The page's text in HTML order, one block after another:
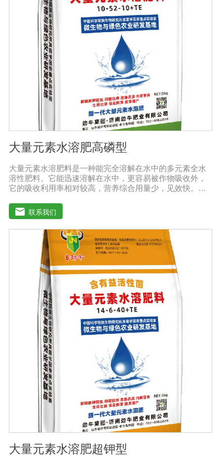
用。4、增强作物的抗逆性能、提高产量分泌赤霉素、细胞
分裂素、生长素等活性物质, 刺激、调节、促进作物的生长
发育, 增强农作物的抗逆性能, 有利于农作物的增产5、预
防、抑制细菌、真菌性病害如:小麦根腐病、镰刀菌、姜腐
病、黄萎病、灰葡萄孢、香蕉与棉花等枯萎病。
大量元素水溶肥高磷型
大量元素水溶肥料是一种能完全溶解在水中的多元素全水
溶性肥料。它能迅速溶解在水中，更容易被作物吸收外，
它的吸收利用率相对较高，营养综合用量少，见效快。用
体肥料。使用方法：灌溉施肥，灌溉包括灌溉、滴灌等灌
溉方式，不仅节约用水，而且节约施肥，而且植物吸收
快。叶面施肥，将肥料稀释溶解在水中喷洒叶面，或溶解
在水中，均匀喷洒叶面，通过叶面孔进入植物，植物可以
通过叶片营养吸收，大大提高了肥料的吸收利用效率。利
用大量元素水溶性肥料收获的农产品，大大降低了农药残
留，确保了食用的绿色和安全。此外，作物中蛋白质、
糖、氨基酸、维生素等有益成分的含量显著增加，颗粒丰
满光滑，蔬菜和水果颜色明亮，也能减少烟硝酸盐的积
累，提高农产品的安全性。
联系我们
大量元素水溶肥超钾型